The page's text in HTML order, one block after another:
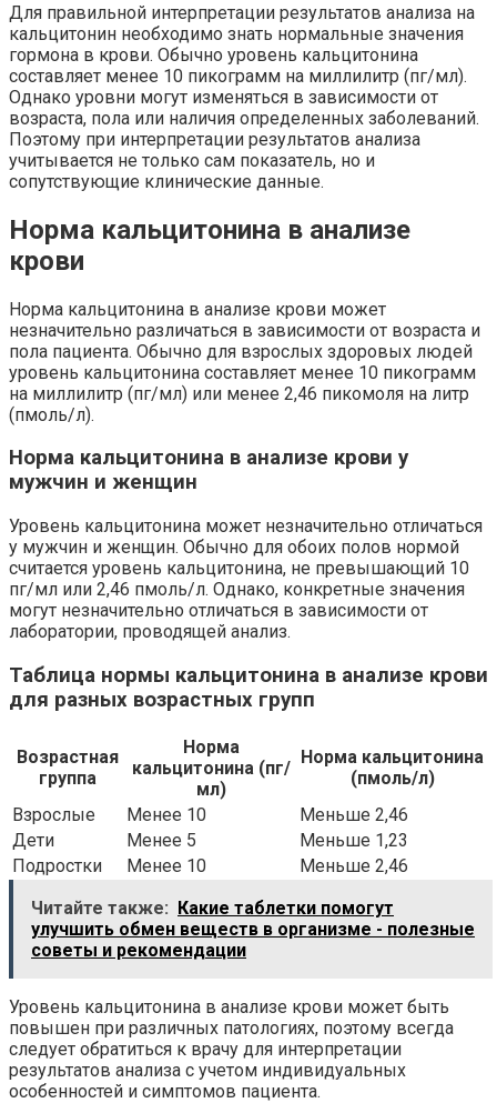
Для правильной интерпретации результатов анализа на
кальцитонин необходимо знать нормальные значения
гормона в крови. Обычно уровень кальцитонина
составляет менее 10 пикограмм на миллилитр (пг/мл).
Однако уровни могут изменяться в зависимости от
возраста, пола или наличия определенных заболеваний.
Поэтому при интерпретации результатов анализа
учитывается не только сам показатель, но и
сопутствующие клинические данные.
Норма кальцитонина в анализе
крови
Норма кальцитонина в анализе крови может
незначительно различаться в зависимости от возраста и
пола пациента. Обычно для взрослых здоровых людей
уровень кальцитонина составляет менее 10 пикограмм
на миллилитр (пг/мл) или менее 2,46 пикомоля на литр
(пмоль/л).
Норма кальцитонина в анализе крови у
мужчин и женщин
Уровень кальцитонина может незначительно отличаться
у мужчин и женщин. Обычно для обоих полов нормой
считается уровень кальцитонина, не превышающий 10
пг/мл или 2,46 пмоль/л. Однако, конкретные значения
могут незначительно отличаться в зависимости от
лаборатории, проводящей анализ.
Таблица нормы кальцитонина в анализе крови
для разных возрастных групп
Возрастная
группа
Норма
кальцитонина (пг/
мл)
Норма кальцитонина
(пмоль/л)
Взрослые
Менее 10
Меньше 2,46
Дети
Менее 5
Меньше 1,23
Подростки
Менее 10
Меньше 2,46
Читайте также: Какие таблетки помогут
улучшить обмен веществ в организме - полезные
советы и рекомендации
Уровень кальцитонина в анализе крови может быть
повышен при различных патологиях, поэтому всегда
следует обратиться к врачу для интерпретации
результатов анализа с учетом индивидуальных
особенностей и симптомов пациента.